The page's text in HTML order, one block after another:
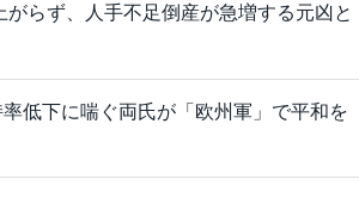
らず、人手不足倒産が急増する元凶と
低下に喘ぐ両氏が「欧州軍」で平和を